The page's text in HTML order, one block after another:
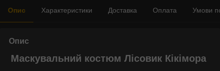
Опис Характеристики Доставка Оплата Умови
Опис
Маскувальний костюм Лісовик Кікімора